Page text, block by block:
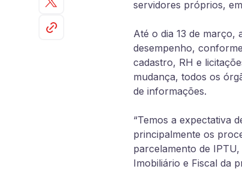
servidores próprios,
Até o dia 13 de março,
desempenho,
cadastro, RH e
mudança, todos os
de informações.
“Temos a expectativa
principalmente os
parcelamento de
Imobiliário e Fiscal da